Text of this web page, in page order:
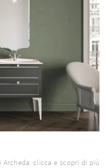
clicca e scopri di più